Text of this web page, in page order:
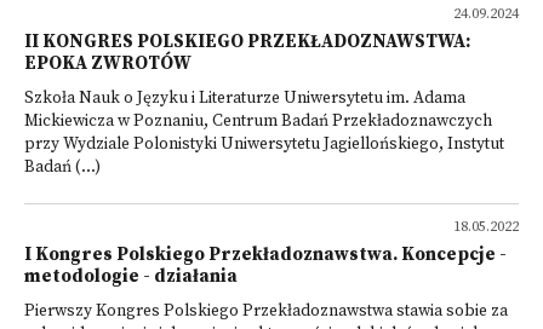
24.09.2024
II KONGRES POLSKIEGO PRZEKŁADOZNAWSTWA:
EPOKA ZWROTÓW
Szkoła Nauk o Języku i Literaturze Uniwersytetu im. Adama
Mickiewicza w Poznaniu, Centrum Badań Przekładoznawczych
przy Wydziale Polonistyki Uniwersytetu Jagiellońskiego, Instytut
Badań (...)
18.05.2022
I Kongres Polskiego Przekładoznawstwa. Koncepcje -
metodologie - działania
Pierwszy Kongres Polskiego Przekładoznawstwa stawia sobie za